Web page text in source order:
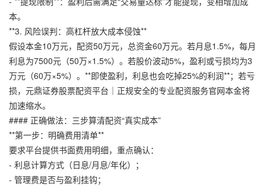
本。
**3. 风险误判：高杠杆放大成本侵蚀**
假设本金10万元，配资50万元，总资金60万元。若月息1.5%，每月
利息为7500元（50万×1.5%）。若股价波动5%，盈利或亏损均为3
万元（60万×5%）。**即使盈利，利息也会吃掉25%的利润**；若亏
损， 元鼎证券股票配资平台｜正规安全的专业配资服务官网本金将
加速缩水。
#### 正确做法：三步算清配资“真实成本”
**第一步：明确费用清单**
要求平台提供书面费用明细，重点确认：
- 利息计算方式（日息/月息/年化）；
- 管理费是否与盈利挂钩；